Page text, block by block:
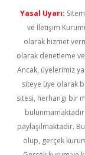
Yasal Uyarı:
ve İletişim
olarak hizmet
olarak denetleme
Ancak, üyelerimiz
siteye üye olarak
sitesi, herhangi bir
paylaşılmaktadır.
olup, gerçek